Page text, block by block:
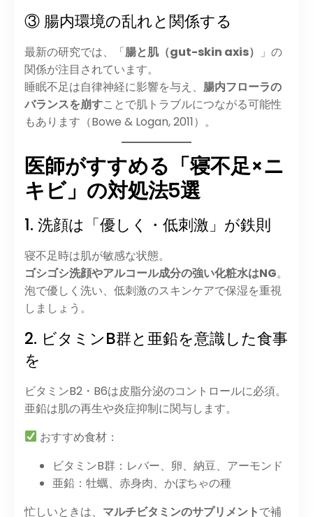
③ 腸内環境の乱れと関係する
最新の研究では、「腸と肌（gut-skin axis）
」の
関係が注目されています。
睡眠不足は自律神経に影響を与え、 腸内フローラの
バランスを崩すことで肌トラブルにつながる可能性
もあります（Bowe & Logan, 2011）。
医師がすすめる「寝不足×ニ
キビ」の対処法5選
1. 洗顔は「優しく・低刺激」が鉄則
寝不足時は肌が敏感な状態。
ゴシゴシ洗顔やアルコール成分の強い化粧水はNG。
泡で優しく洗い、低刺激のスキンケアで保湿を重視
しましょう。
2. ビタミンB群と亜鉛を意識した食事
を
ビタミンB2・B6は皮脂分泌のコントロールに必須。
亜鉛は肌の再生や炎症抑制に関与します。
おすすめ食材：
ビタミンB群：レバー、卵、納豆、アーモンド
亜鉛：牡蠣、赤身肉、かぼちゃの種
忙しいときは、 マルチビタミンのサプリメントで補